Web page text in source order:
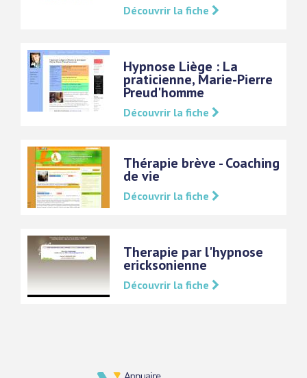
Découvrir la fiche
Hypnose Liège : La
praticienne, Marie-Pierre
Preud'homme
Découvrir la fiche
Thérapie brève - Coaching
de vie
Découvrir la fiche
Therapie par l'hypnose
ericksonienne
Découvrir la fiche